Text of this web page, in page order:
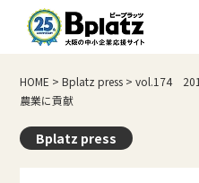
HOME >Bplatz press >vol.174
農業に貢献
Bplatz press